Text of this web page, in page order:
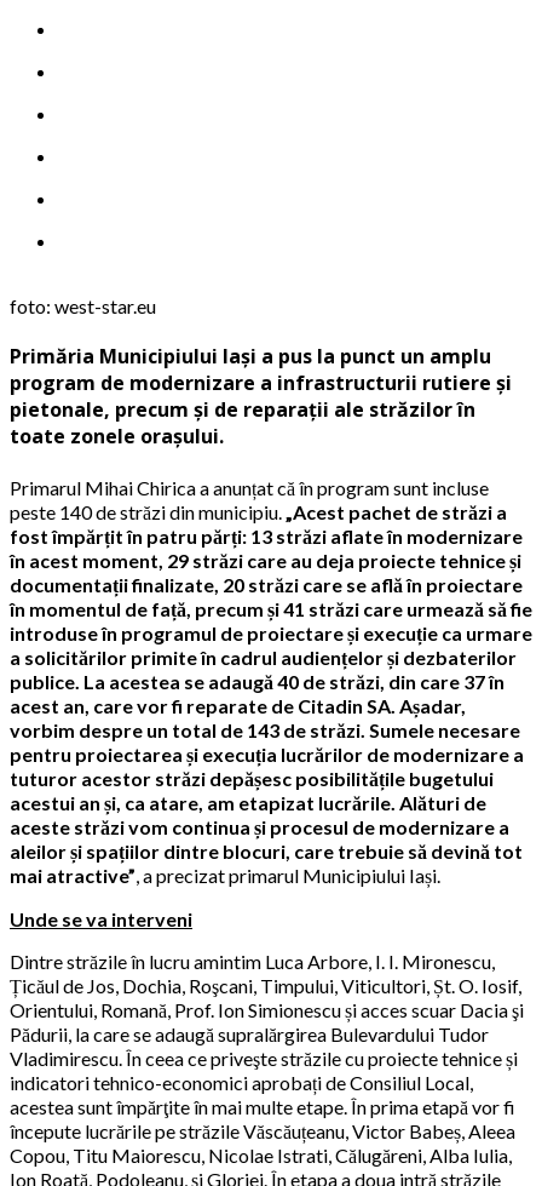
foto: west-star.eu
Primăria Municipiului Iași a pus la punct un amplu
program de modernizare a infrastructurii rutiere și
pietonale, precum și de reparații ale străzilor în
toate zonele orașului.
Primarul Mihai Chirica a anunțat că în program sunt incluse
peste 140 de străzi din municipiu.
„Acest pachet de străzi a
fost împărțit în patru părți: 13 străzi aflate în modernizare
în acest moment, 29 străzi care au deja proiecte tehnice și
documentații finalizate, 20 străzi care se află în proiectare
în momentul de față, precum și 41 străzi care urmează să fie
introduse în programul de proiectare și execuție ca urmare
a solicitărilor primite în cadrul audiențelor și dezbaterilor
publice. La acestea se adaugă 40 de străzi, din care 37 în
acest an, care vor fi reparate de Citadin SA. Așadar,
vorbim despre un total de 143 de străzi. Sumele necesare
pentru proiectarea și execuția lucrărilor de modernizare a
tuturor acestor străzi depășesc posibilitățile bugetului
acestui an și, ca atare, am etapizat lucrările. Alături de
aceste străzi vom continua și procesul de modernizare a
aleilor și spațiilor dintre blocuri, care trebuie să devină tot
mai atractive” , a precizat primarul Municipiului Iași.
Unde se va interveni
Dintre străzile în lucru amintim Luca Arbore, I. I. Mironescu,
Țicăul de Jos, Dochia, Roşcani, Timpului, Viticultori, Șt. O. Iosif,
Orientului, Romană, Prof. Ion Simionescu și acces scuar Dacia şi
Pădurii, la care se adaugă supralărgirea Bulevardului Tudor
Vladimirescu. În ceea ce priveşte străzile cu proiecte tehnice și
indicatori tehnico-economici aprobați de Consiliul Local,
acestea sunt împărţite în mai multe etape. În prima etapă vor fi
începute lucrările pe străzile Văscăuțeanu, Victor Babeș, Aleea
Copou, Titu Maiorescu, Nicolae Istrati, Călugăreni, Alba Iulia,
Ion Roată, Podoleanu, şi Gloriei. În etapa a doua intră străzile